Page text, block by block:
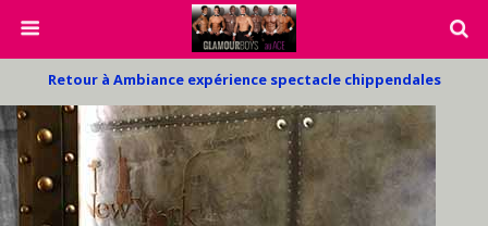
Retour à Ambiance expérience spectacle chippendales